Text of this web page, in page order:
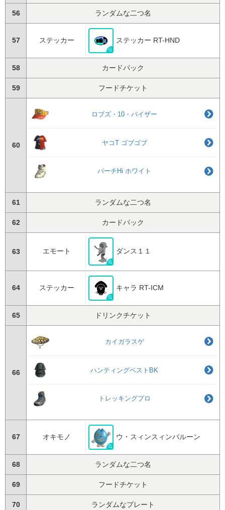
56 ランダムな二つ名
57 ステッカー ステッカー RT-HND
58 カードパック
59 フードチケット
60
ロブズ・10・バイザー
ヤコT ゴブゴブ
パーチHi ホワイト
61 ランダムな二つ名
62 カードパック
63 エモート ダンス１１
64 ステッカー キャラ RT-ICM
65 ドリンクチケット
66
カイガラスゲ
ハンティングベストBK
トレッキングプロ
67 オキモノ ウ・スィンスィンバルーン
68 ランダムな二つ名
69 フードチケット
70 ランダムなプレート